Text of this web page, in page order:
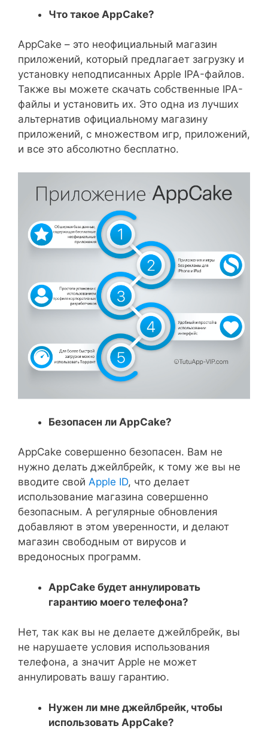
Что такое AppCake?
AppCake – это неофициальный магазин
приложений, который предлагает загрузку и
установку неподписанных Apple IPA-файлов.
Также вы можете скачать собственные IPA-
файлы и установить их. Это одна из лучших
альтернатив официальному магазину
приложений, с множеством игр, приложений,
и все это абсолютно бесплатно.
Безопасен ли AppCake?
AppCake совершенно безопасен. Вам не
нужно делать джейлбрейк, к тому же вы не
вводите свой Apple ID, что делает
использование магазина совершенно
безопасным. А регулярные обновления
добавляют в этом уверенности, и делают
магазин свободным от вирусов и
вредоносных программ.
AppCake будет аннулировать
гарантию моего телефона?
Нет, так как вы не делаете джейлбрейк, вы
не нарушаете условия использования
телефона, а значит Apple не может
аннулировать вашу гарантию.
Нужен ли мне джейлбрейк, чтобы
использовать AppCake?